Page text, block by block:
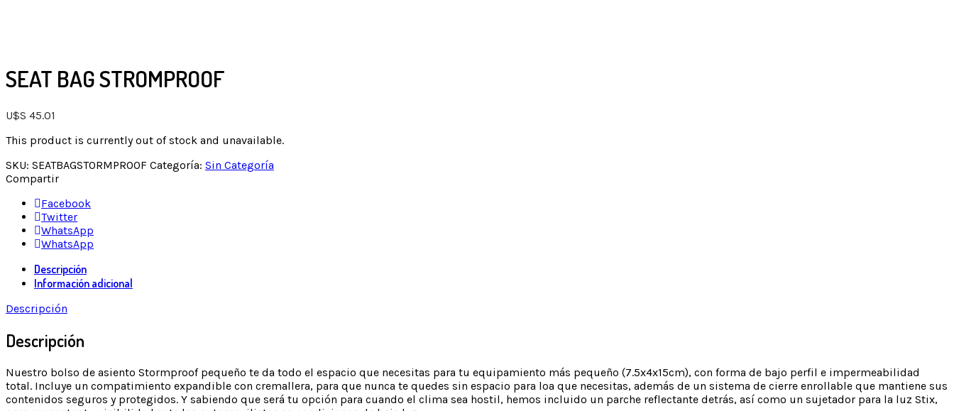
SEAT BAG STROMPROOF
U$S 45.01
This product is currently out of stock and unavailable.
SKU: SEATBAGSTORMPROOF Categoría: Sin Categoría
Compartir
Facebook
Twitter
WhatsApp
WhatsApp
Descripción
Información adicional
Descripción
Descripción
Nuestro bolso de asiento Stormproof pequeño te da todo el espacio que necesitas para tu equipamiento más pequeño (7.5x4x15cm), con forma de bajo perfil e impermeabilidad
total. Incluye un compatimiento expandible con cremallera, para que nunca te quedes sin espacio para loa que necesitas, además de un sistema de cierre enrollable que mantiene sus
contenidos seguros y protegidos. Y sabiendo que será tu opción para cuando el clima sea hostil, hemos incluido un parche reflectante detrás, así como un sujetador para la luz Stix,